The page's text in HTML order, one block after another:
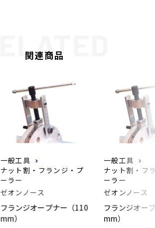
関連商品
一般工具
ナット割・フランジ・プ
ーラー
ゼオンノース
フランジオープナー（110
mm）
一般工具
ナット割・フ
ーラー
ゼオンノース
フランジオー
mm）